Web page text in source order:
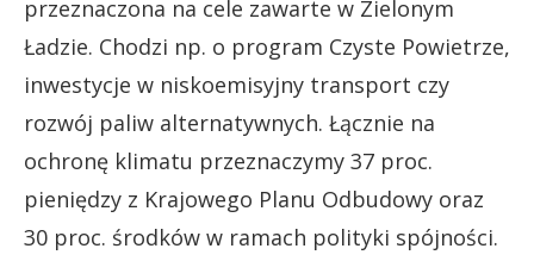
przeznaczona na cele zawarte w Zielonym
Ładzie. Chodzi np. o program Czyste Powietrze,
inwestycje w niskoemisyjny transport czy
rozwój paliw alternatywnych. Łącznie na
ochronę klimatu przeznaczymy 37 proc.
pieniędzy z Krajowego Planu Odbudowy oraz
30 proc. środków w ramach polityki spójności.